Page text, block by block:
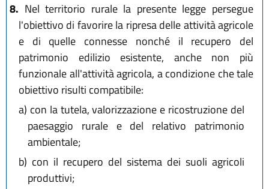
8. Nel territorio rurale la presente legge persegue
l'obiettivo di favorire la ripresa delle attività agricole
e di quelle connesse nonché il recupero del
patrimonio edilizio esistente, anche non più
funzionale all'attività agricola, a condizione che tale
obiettivo risulti compatibile:
a) con la tutela, valorizzazione e ricostruzione del
paesaggio rurale e del relativo patrimonio
ambientale;
b) con il recupero del sistema dei suoli agricoli
produttivi;